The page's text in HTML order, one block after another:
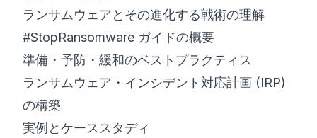
ランサムウェアとその進化する戦術の理解
#StopRansomware ガイドの概要
準備・予防・緩和のベストプラクティス
ランサムウェア・インシデント対応計画 (IRP)
の構築
実例とケーススタディ